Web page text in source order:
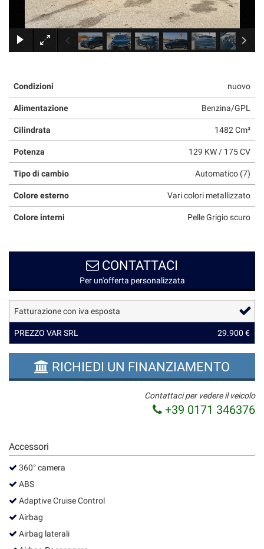
×
Condizioni nuovo
Alimentazione Benzina/GPL
Cilindrata 1482 Cm³
Potenza 129 KW / 175 CV
Tipo di cambio Automatico (7)
Colore esterno Vari colori metallizzato
Colore interni Pelle Grigio scuro
CONTATTACI
Per un'offerta personalizzata
Fatturazione con iva esposta
PREZZO VAR SRL 29.900 €
RICHIEDI UN FINANZIAMENTO
Contattaci per vedere il veicolo
+39 0171 346376
Accessori
360° camera
ABS
Adaptive Cruise Control
Airbag
Airbag laterali
tracciamento
che
adottiamo
per
offrire
e
svolgere
le
attività
di
descritte.
Per
ottenere
maggiori
informazioni
sull'utilità
funzionamento
strumenti
di
tracciamento
si
rimanda
alla
policy.
Puoi
scelte
in
momento.